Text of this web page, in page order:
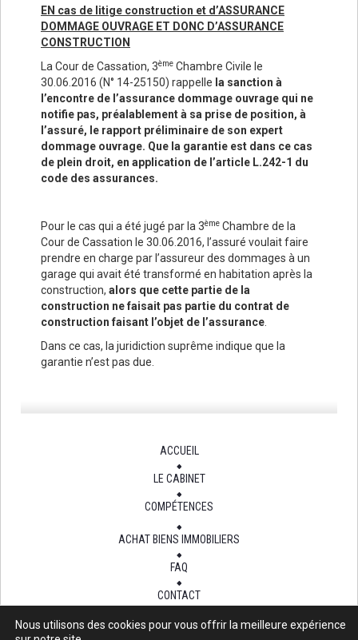
EN cas de litige construction et d’ASSURANCE
DOMMAGE OUVRAGE ET DONC D’ASSURANCE
CONSTRUCTION
La Cour de Cassation, 3ème Chambre Civile le
30.06.2016 (N° 14-25150) rappelle la sanction à
l’encontre de l’assurance dommage ouvrage qui ne
notifie pas, préalablement à sa prise de position, à
l’assuré, le rapport préliminaire de son expert
dommage ouvrage. Que la garantie est dans ce cas
de plein droit, en application de l’article L.242-1 du
code des assurances.
Pour le cas qui a été jugé par la 3ème Chambre de la
Cour de Cassation le 30.06.2016, l’assuré voulait faire
prendre en charge par l’assureur des dommages à un
garage qui avait été transformé en habitation après la
construction, alors que cette partie de la
construction ne faisait pas partie du contrat de
construction faisant l’objet de l’assurance
Dans ce cas, la juridiction suprême indique que la
garantie n’est pas due.
ACCUEIL
LE CABINET
COMPÉTENCES
ACHAT BIENS IMMOBILIERS
FAQ
CONTACT
Nous utilisons des cookies pour vous offrir la meilleure expérience